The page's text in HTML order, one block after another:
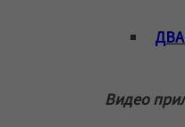
Видео